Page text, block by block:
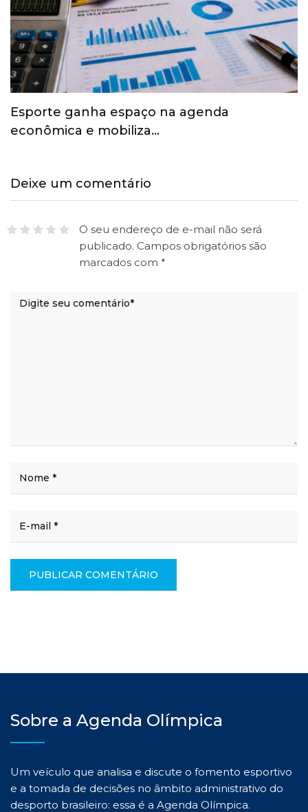
Esporte ganha espaço na agenda
econômica e mobiliza…
Deixe um comentário
O seu endereço de e-mail não será
publicado. Campos obrigatórios são
marcados com *
Sobre a Agenda Olímpica
Um veículo que analisa e discute o fomento esportivo
e a tomada de decisões no âmbito administrativo do
desporto brasileiro: essa é a Agenda Olímpica.